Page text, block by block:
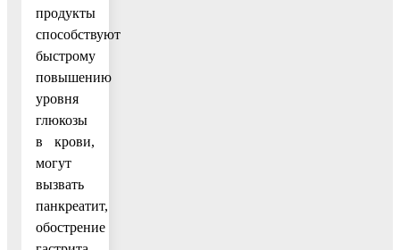
продукты
способствуют
быстрому
повышению
уровня
глюкозы
в крови,
могут
вызвать
панкреатит,
обострение